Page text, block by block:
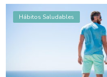
Hábitos Saludables